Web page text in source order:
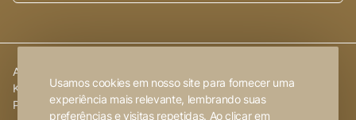
Usamos cookies em nosso site para fornecer uma
experiência mais relevante, lembrando suas
preferências e visitas repetidas. Ao clicar em
Alleanza Cerâmica | CNPJ.:
Km 101,6
Porto Ferreira-SP